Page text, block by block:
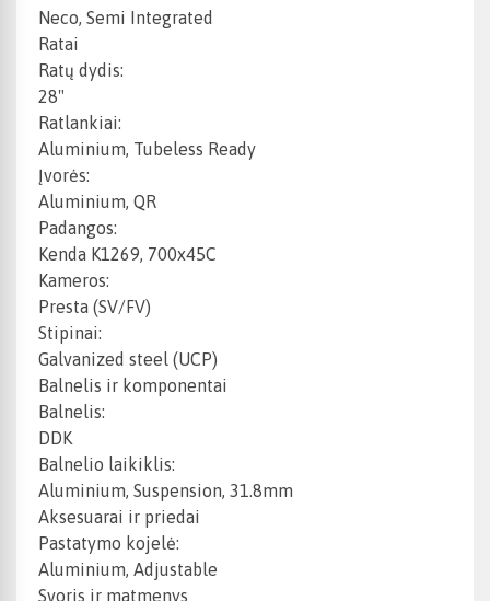
Neco, Semi Integrated
Ratai
Ratų dydis:
28"
Ratlankiai:
Aluminium, Tubeless Ready
Įvorės:
Aluminium, QR
Padangos:
Kenda K1269, 700x45C
Kameros:
Presta (SV/FV)
Stipinai:
Galvanized steel (UCP)
Balnelis ir komponentai
Balnelis:
DDK
Balnelio laikiklis:
Aluminium, Suspension, 31.8mm
Aksesuarai ir priedai
Pastatymo kojelė:
Aluminium, Adjustable
Svoris ir matmenys